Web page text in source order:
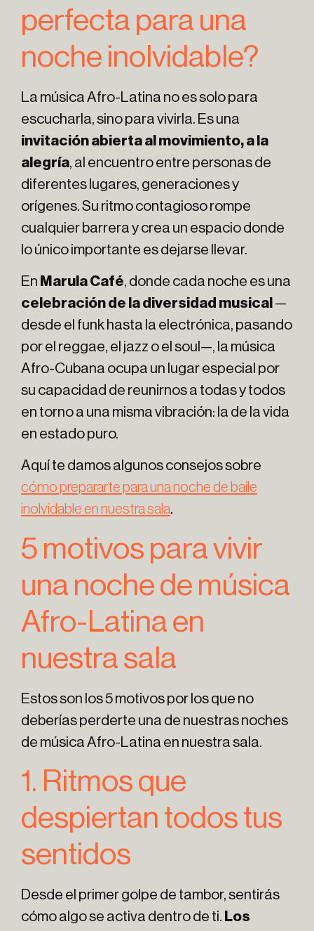
perfecta para una
noche inolvidable?
La música Afro-Latina no es solo para
escucharla, sino para vivirla. Es una
invitación abierta al movimiento, a la
alegría, al encuentro entre personas de
diferentes lugares, generaciones y
orígenes. Su ritmo contagioso rompe
cualquier barrera y crea un espacio donde
lo único importante es dejarse llevar.
En Marula Café, donde cada noche es una
celebración de la diversidad musical —
desde el funk hasta la electrónica, pasando
por el reggae, el jazz o el soul—, la música
Afro-Cubana ocupa un lugar especial por
su capacidad de reunirnos a todas y todos
en torno a una misma vibración: la de la vida
en estado puro.
Aquí te damos algunos consejos sobre
cómo prepararte para una noche de baile
inolvidable en nuestra sala.
5 motivos para vivir
una noche de música
Afro-Latina en
nuestra sala
Estos son los 5 motivos por los que no
deberías perderte una de nuestras noches
de música Afro-Latina en nuestra sala.
1. Ritmos que
despiertan todos tus
sentidos
Desde el primer golpe de tambor, sentirás
cómo algo se activa dentro de ti. Los